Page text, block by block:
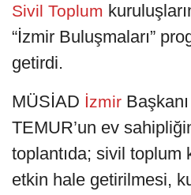
Sivil Toplum
“İzmir Buluşmaları”
getirdi.
MÜSİAD İzmir
TEMUR’un ev
toplantıda; sivil toplum
etkin hale getirilmesi,